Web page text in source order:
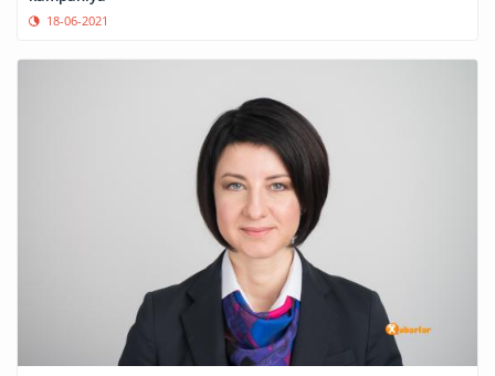
18-06-2021